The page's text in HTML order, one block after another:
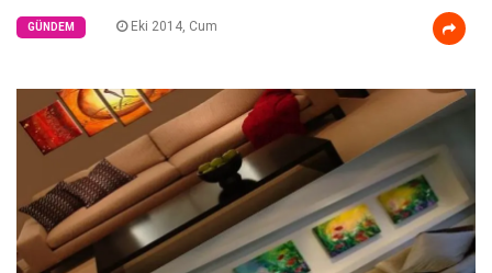
GÜNDEM Eki 2014, Cum